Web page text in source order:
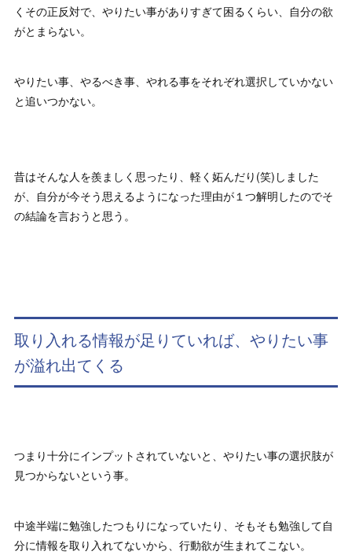
くその正反対で、やりたい事がありすぎて困るくらい、自分の欲
がとまらない。
やりたい事、やるべき事、やれる事をそれぞれ選択していかない
と追いつかない。
昔はそんな人を羨ましく思ったり、軽く妬んだり(笑)しました
が、自分が今そう思えるようになった理由が１つ解明したのでそ
の結論を言おうと思う。
取り入れる情報が足りていれば、やりたい事
が溢れ出てくる
つまり十分にインプットされていないと、やりたい事の選択肢が
見つからないという事。
中途半端に勉強したつもりになっていたり、そもそも勉強して自
分に情報を取り入れてないから、行動欲が生まれてこない。